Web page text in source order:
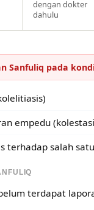
dengan dokter
dahulu
Sanfuliq pada
empedu
terhadap salah
terdapat